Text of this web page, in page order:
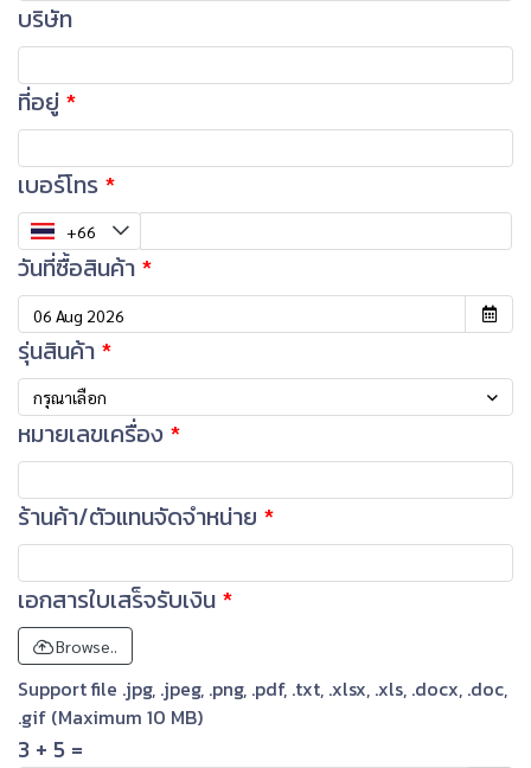
บริษัท
ที่อยู่
เบอร์โทร
วันที่ซื้อสินค้า
รุ่นสินค้า
กรุณาเลือก
หมายเลขเครื่อง
ร้านค้า/ตัวแทนจัดจำหน่าย
เอกสารใบเสร็จรับเงิน
Browse..
Support file .jpg, .jpeg, .png, .pdf, .txt, .xlsx, .xls, .docx, .doc,
.gif (Maximum 10 MB)
3 + 5 =